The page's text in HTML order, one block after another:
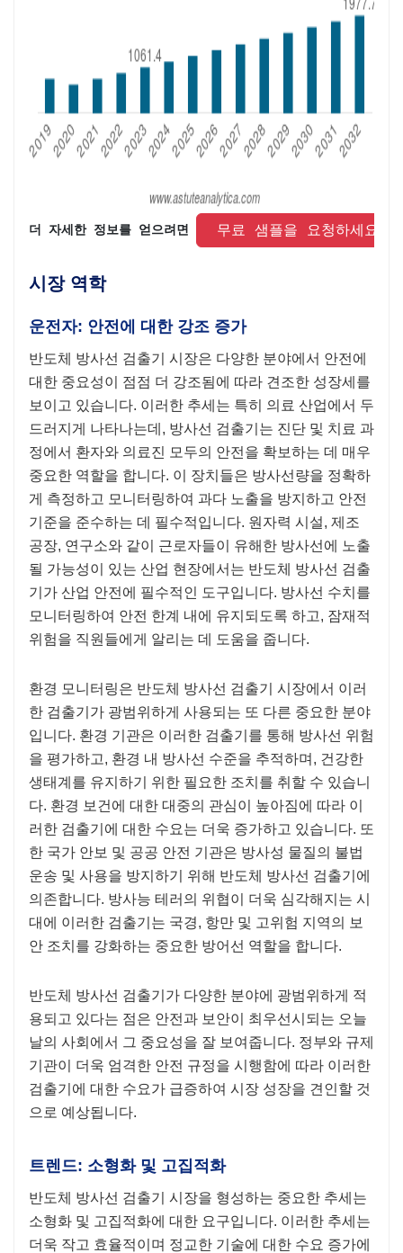
더 자세한 정보를 얻으려면 무료 샘플을 요청하세요
시장 역학
운전자: 안전에 대한 강조 증가
반도체 방사선 검출기 시장은 다양한 분야에서 안전에
대한 중요성이 점점 더 강조됨에 따라 견조한 성장세를
보이고 있습니다. 이러한 추세는 특히 의료 산업에서 두
드러지게 나타나는데, 방사선 검출기는 진단 및 치료 과
정에서 환자와 의료진 모두의 안전을 확보하는 데 매우
중요한 역할을 합니다. 이 장치들은 방사선량을 정확하
게 측정하고 모니터링하여 과다 노출을 방지하고 안전
기준을 준수하는 데 필수적입니다. 원자력 시설, 제조
공장, 연구소와 같이 근로자들이 유해한 방사선에 노출
될 가능성이 있는 산업 현장에서는 반도체 방사선 검출
기가 산업 안전에 필수적인 도구입니다. 방사선 수치를
모니터링하여 안전 한계 내에 유지되도록 하고, 잠재적
위험을 직원들에게 알리는 데 도움을 줍니다.
환경 모니터링은 반도체 방사선 검출기 시장에서 이러
한 검출기가 광범위하게 사용되는 또 다른 중요한 분야
입니다. 환경 기관은 이러한 검출기를 통해 방사선 위험
을 평가하고, 환경 내 방사선 수준을 추적하며, 건강한
생태계를 유지하기 위한 필요한 조치를 취할 수 있습니
다. 환경 보건에 대한 대중의 관심이 높아짐에 따라 이
러한 검출기에 대한 수요는 더욱 증가하고 있습니다. 또
한 국가 안보 및 공공 안전 기관은 방사성 물질의 불법
운송 및 사용을 방지하기 위해 반도체 방사선 검출기에
의존합니다. 방사능 테러의 위협이 더욱 심각해지는 시
대에 이러한 검출기는 국경, 항만 및 고위험 지역의 보
안 조치를 강화하는 중요한 방어선 역할을 합니다.
반도체 방사선 검출기가 다양한 분야에 광범위하게 적
용되고 있다는 점은 안전과 보안이 최우선시되는 오늘
날의 사회에서 그 중요성을 잘 보여줍니다. 정부와 규제
기관이 더욱 엄격한 안전 규정을 시행함에 따라 이러한
검출기에 대한 수요가 급증하여 시장 성장을 견인할 것
으로 예상됩니다.
트렌드: 소형화 및 고집적화
반도체 방사선 검출기 시장을 형성하는 중요한 추세는
소형화 및 고집적화에 대한 요구입니다. 이러한 추세는
더욱 작고 효율적이며 정교한 기술에 대한 수요 증가에